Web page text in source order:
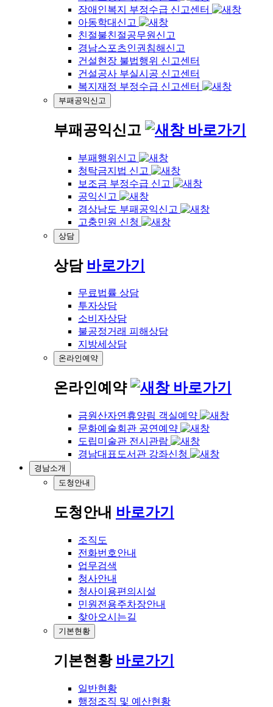
장애인복지 부정수급 신고센터
아동학대신고
친절불친절공무원신고
경남스포츠인권침해신고
건설현장 불법행위 신고센터
건설공사 부실시공 신고센터
복지재정 부정수급 신고센터
부패공익신고
부패공익신고 바로가기
부패행위신고
청탁금지법 신고
보조금 부정수급 신고
공익신고
경상남도 부패공익신고
고충민원 신청
상담
상담 바로가기
무료법률 상담
투자상담
소비자상담
불공정거래 피해상담
지방세상담
온라인예약
온라인예약 바로가기
금원산자연휴양림 객실예약
문화예술회관 공연예약
도립미술관 전시관람
경남대표도서관 강좌신청
경남소개
도청안내
도청안내 바로가기
조직도
전화번호안내
업무검색
청사안내
청사이용편의시설
민원전용주차장안내
찾아오시는길
기본현황
기본현황 바로가기
일반현황
행정조직 및 예산현황